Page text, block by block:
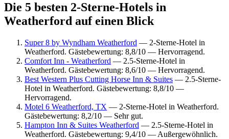
Die 5 besten 2-Sterne-Hotels in
Weatherford auf einen Blick
Super 8 by Wyndham Weatherford — 2-Sterne-Hotel in
Weatherford. Gästebewertung: 8,8/10 — Hervorragend.
Comfort Inn - Weatherford — 2.5-Sterne-Hotel in
Weatherford. Gästebewertung: 8,6/10 — Hervorragend.
Best Western Plus Cutting Horse Inn & Suites — 2.5-Sterne-
Hotel in Weatherford. Gästebewertung: 8,8/10 —
Hervorragend.
Motel 6 Weatherford, TX — 2-Sterne-Hotel in Weatherford.
Gästebewertung: 8,2/10 — Sehr gut.
Hampton Inn & Suites Weatherford — 2.5-Sterne-Hotel in
Weatherford. Gästebewertung: 9,4/10 — Außergewöhnlich.